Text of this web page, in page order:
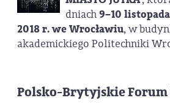
dniach9–10
2018 r. we Wrocławiu, w
akademickiego Politechniki
Polsko-Brytyjskie Forum